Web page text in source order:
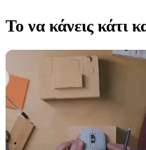
Το να κάνεις κάτι